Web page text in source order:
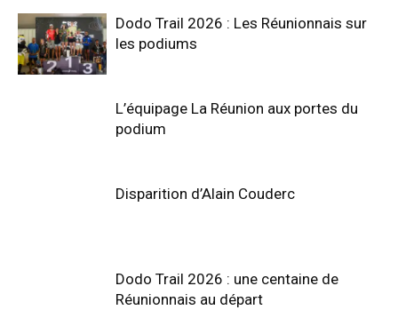
Dodo Trail 2026 : Les Réunionnais sur
les podiums
L’équipage La Réunion aux portes du
podium
Disparition d’Alain Couderc
Dodo Trail 2026 : une centaine de
Réunionnais au départ